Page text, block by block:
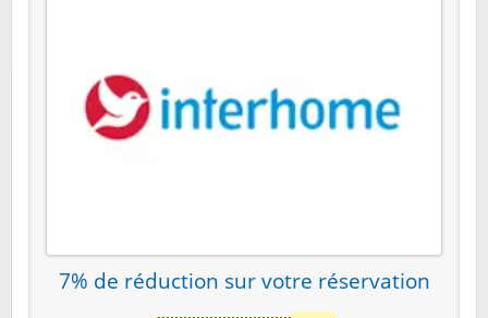
7% de réduction sur votre réservation